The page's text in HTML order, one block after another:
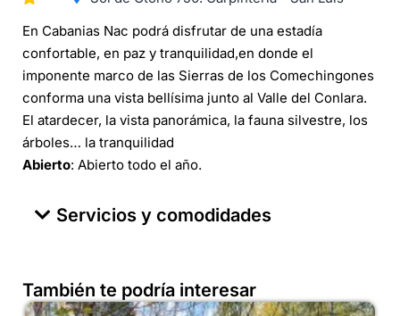
En Cabanias Nac podrá disfrutar de una estadía
confortable, en paz y tranquilidad,en donde el
imponente marco de las Sierras de los Comechingones
conforma una vista bellísima junto al Valle del Conlara.
El atardecer, la vista panorámica, la fauna silvestre, los
árboles… la tranquilidad
Abierto: Abierto todo el año.
Servicios y comodidades
También te podría interesar